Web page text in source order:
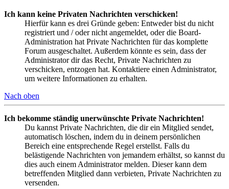
Ich kann keine Privaten Nachrichten verschicken!
Hierfür kann es drei Gründe geben: Entweder bist du nicht
registriert und / oder nicht angemeldet, oder die Board-
Administration hat Private Nachrichten für das komplette
Forum ausgeschaltet. Außerdem könnte es sein, dass der
Administrator dir das Recht, Private Nachrichten zu
verschicken, entzogen hat. Kontaktiere einen Administrator,
um weitere Informationen zu erhalten.
Nach oben
Ich bekomme ständig unerwünschte Private Nachrichten!
Du kannst Private Nachrichten, die dir ein Mitglied sendet,
automatisch löschen, indem du in deinem persönlichen
Bereich eine entsprechende Regel erstellst. Falls du
belästigende Nachrichten von jemandem erhältst, so kannst du
dies auch einem Administrator melden. Dieser kann dem
betreffenden Mitglied dann verbieten, Private Nachrichten zu
versenden.